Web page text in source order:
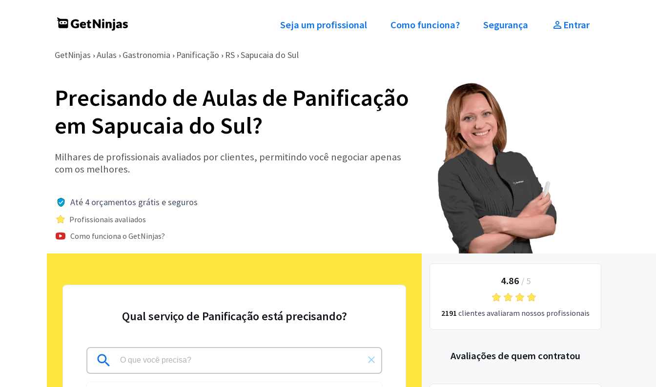
Seja um profissional Como funciona? Segurança Entrar
GetNinjas › Aulas › Gastronomia › Panificação › RS › Sapucaia do Sul
Precisando de Aulas de Panificação
em Sapucaia do Sul?
Milhares de profissionais avaliados por clientes, permitindo você negociar apenas
com os melhores.
Até 4 orçamentos grátis e seguros
Profissionais avaliados
Como funciona o GetNinjas?
Qual serviço de Panificação está precisando?
4.86 / 5
2191 clientes avaliaram nossos profissionais
Avaliações de quem contratou